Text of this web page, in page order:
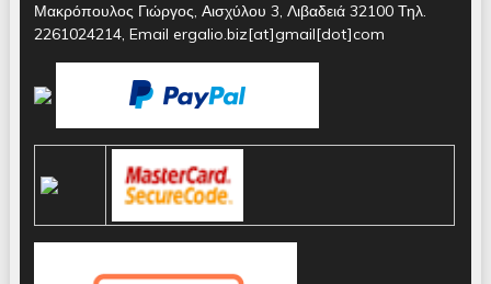
Μακρόπουλος Γιώργος, Αισχύλου 3, Λιβαδειά 32100 Τηλ.
2261024214, Email ergalio.biz[at]gmail[dot]com